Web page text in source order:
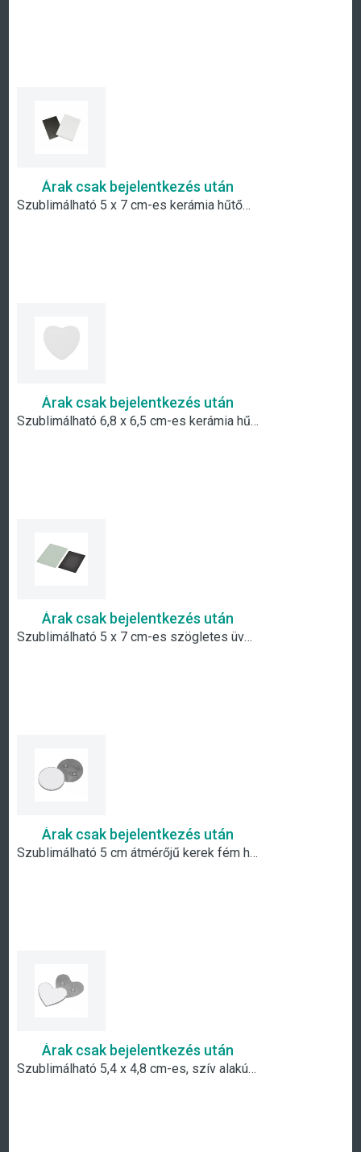
Árak csak bejelentkezés után
Szublimálható 5 x 7 cm-es kerámia hűtőmágnes
Árak csak bejelentkezés után
Szublimálható 6,8 x 6,5 cm-es kerámia hűtőmágnes
Árak csak bejelentkezés után
Szublimálható 5 x 7 cm-es szögletes üveg hűtőmágnes
Árak csak bejelentkezés után
Szublimálható 5 cm átmérőjű kerek fém hűtőmágnes
Árak csak bejelentkezés után
Szublimálható 5,4 x 4,8 cm-es, szív alakú fém hűtőmágnes